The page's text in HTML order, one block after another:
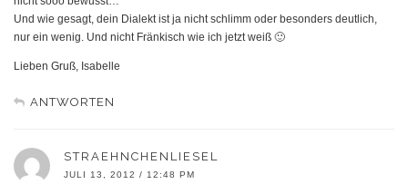
Und wie gesagt, dein Dialekt ist ja nicht schlimm oder besonders deutlich,
nur ein wenig. Und nicht Fränkisch wie ich jetzt weiß 🙂
Lieben Gruß, Isabelle
ANTWORTEN
STRAEHNCHENLIESEL
JULI 13, 2012 / 12:48 PM